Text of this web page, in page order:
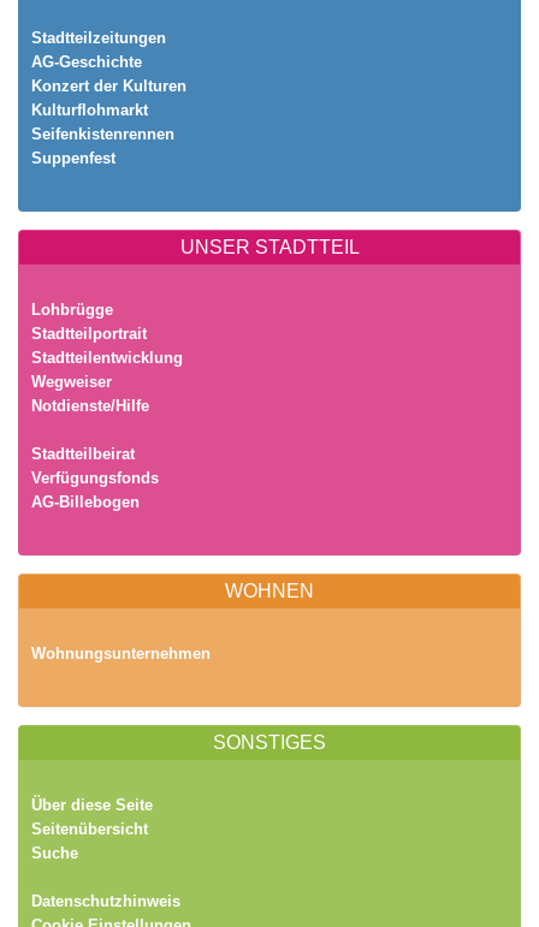
Stadtteilzeitungen
AG-Geschichte
Konzert der Kulturen
Kulturflohmarkt
Seifenkistenrennen
Suppenfest
UNSER STADTTEIL
Lohbrügge
Stadtteilportrait
Stadtteilentwicklung
Wegweiser
Notdienste/Hilfe
Stadtteilbeirat
Verfügungsfonds
AG-Billebogen
WOHNEN
Wohnungsunternehmen
SONSTIGES
Über diese Seite
Seitenübersicht
Suche
Datenschutzhinweis